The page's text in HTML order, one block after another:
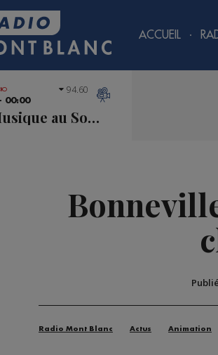
ACCUEIL
00:00
La Musique au Sommet
94.60
Radio Mont Blanc Actus Animation